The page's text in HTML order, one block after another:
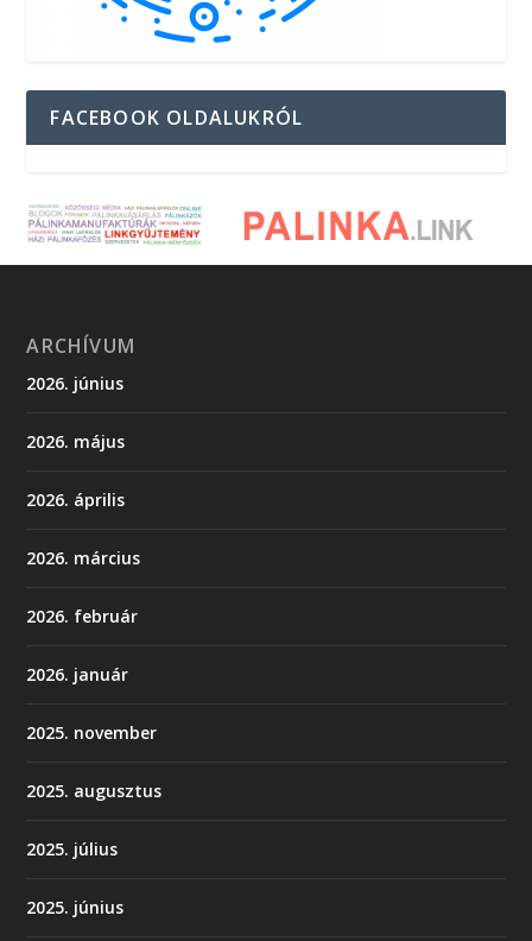
FACEBOOK OLDALUKRÓL
ARCHÍVUM
2026. június
2026. május
2026. április
2026. március
2026. február
2026. január
2025. november
2025. augusztus
2025. július
2025. június